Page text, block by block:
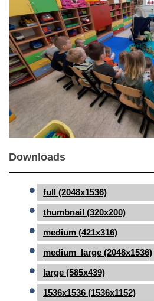
Downloads
full (2048x1536)
thumbnail (320x200)
medium (421x316)
medium_large (2048x1536)
large (585x439)
1536x1536 (1536x1152)